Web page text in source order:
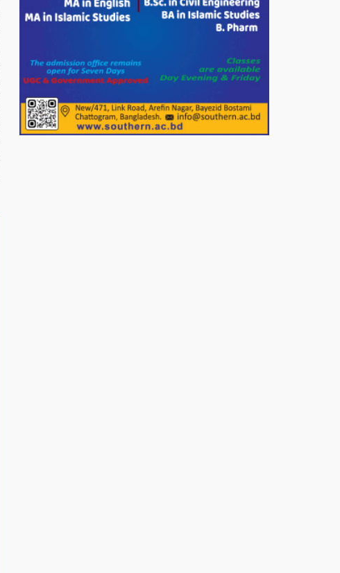
পাটগ্রামে জুলাই অভ্যুত্থান দিবস
উপলক্ষে ১১দলীয় গণ মিছিল ও গণ
পোরশায় গণঅভ্যুত্থান দিবসে শহিদ ও
জুলাই যোদ্ধাদের সংবর্ধনা।
১১ দলীয় ঐক্য পোরশা উপজেলা শাখার
আয়োজনে ৫ আগস্ট জুলাই অভ্যুত্থানের